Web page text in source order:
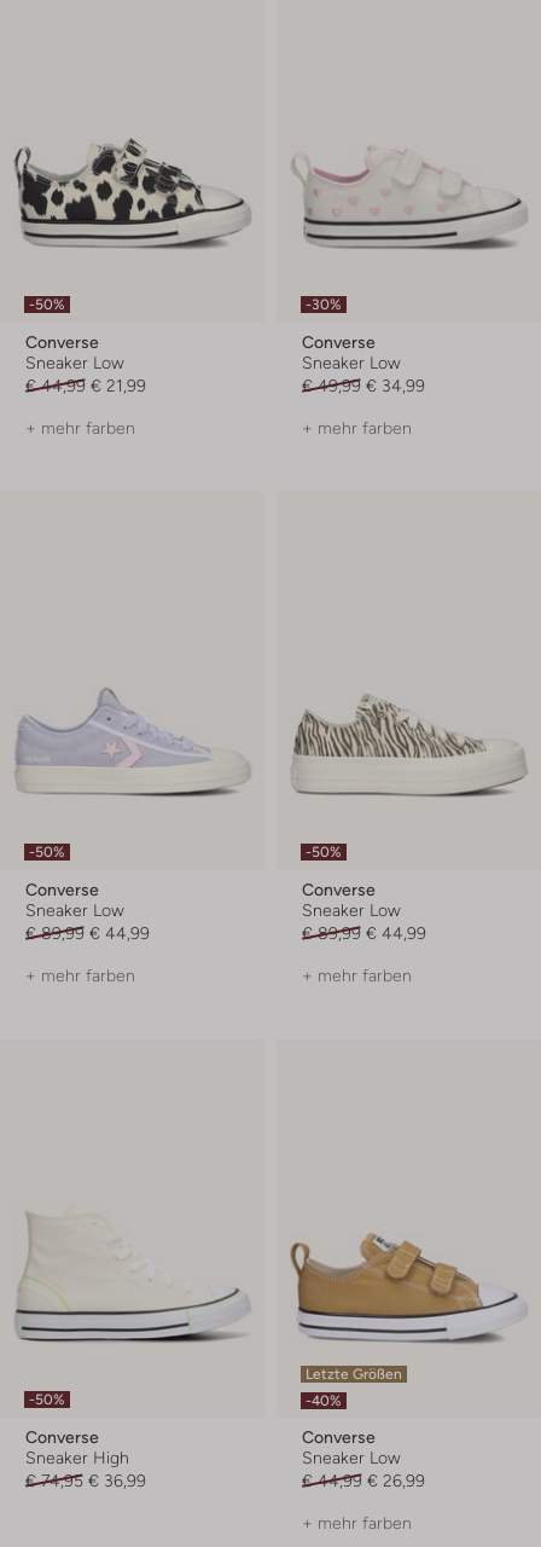
-50%
Converse
Sneaker Low
€ 44,99 € 21,99
+ mehr farben
-30%
Converse
Sneaker Low
€ 49,99 € 34,99
+ mehr farben
-50%
Converse
Sneaker Low
€ 89,99 € 44,99
+ mehr farben
-50%
Converse
Sneaker Low
€ 89,99 € 44,99
+ mehr farben
-50%
Converse
Sneaker High
€ 74,95 € 36,99
Letzte Größen
-40%
Converse
Sneaker Low
€ 44,99 € 26,99
+ mehr farben